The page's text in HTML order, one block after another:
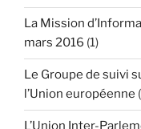
La Mission
mars 2016 (1)
Le Groupe de suivi
l’Union européenne
L’Union Inter-